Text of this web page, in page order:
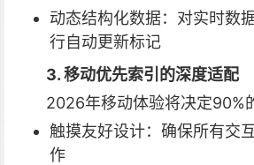
动态结构化数据：对实时数
行自动更新标记
3. 移动优先索引的深度适配
2026年移动体验将决定90%
触摸友好设计：确保所有交
作